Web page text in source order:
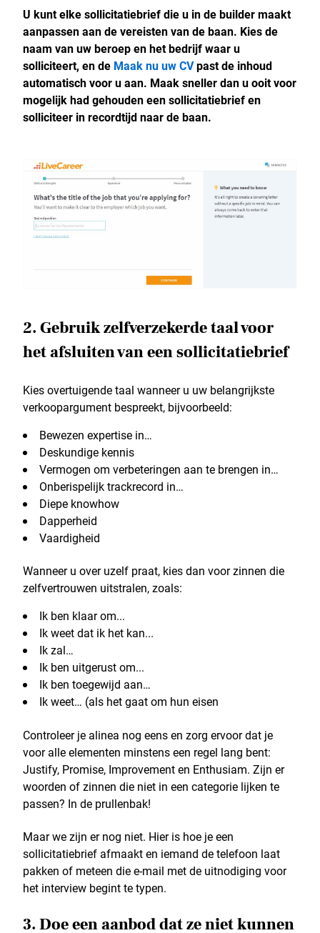
U kunt elke sollicitatiebrief die u in de builder maakt
aanpassen aan de vereisten van de baan. Kies de
naam van uw beroep en het bedrijf waar u
solliciteert, en de Maak nu uw CVpast de inhoud
automatisch voor u aan. Maak sneller dan u ooit voor
mogelijk had gehouden een sollicitatiebrief en
solliciteer in recordtijd naar de baan.
2. Gebruik zelfverzekerde taal voor
het afsluiten van een sollicitatiebrief
Kies overtuigende taal wanneer u uw belangrijkste
verkoopargument bespreekt, bijvoorbeeld:
Bewezen expertise in…
Deskundige kennis
Vermogen om verbeteringen aan te brengen in…
Onberispelijk trackrecord in…
Diepe knowhow
Dapperheid
Vaardigheid
Wanneer u over uzelf praat, kies dan voor zinnen die
zelfvertrouwen uitstralen, zoals:
Ik ben klaar om...
Ik weet dat ik het kan...
Ik zal…
Ik ben uitgerust om...
Ik ben toegewijd aan…
Ik weet… (als het gaat om hun eisen
Controleer je alinea nog eens en zorg ervoor dat je
voor alle elementen minstens een regel lang bent:
Justify, Promise, Improvement en Enthusiam. Zijn er
woorden of zinnen die niet in een categorie lijken te
passen? In de prullenbak!
Maar we zijn er nog niet. Hier is hoe je een
sollicitatiebrief afmaakt en iemand de telefoon laat
pakken of meteen die e-mail met de uitnodiging voor
het interview begint te typen.
3. Doe een aanbod dat ze niet kunnen